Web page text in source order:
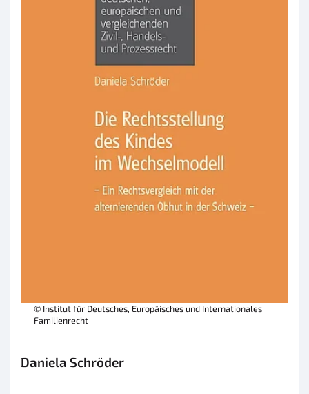
© Institut für Deutsches, Europäisches und Internationales
Familienrecht
Daniela Schröder